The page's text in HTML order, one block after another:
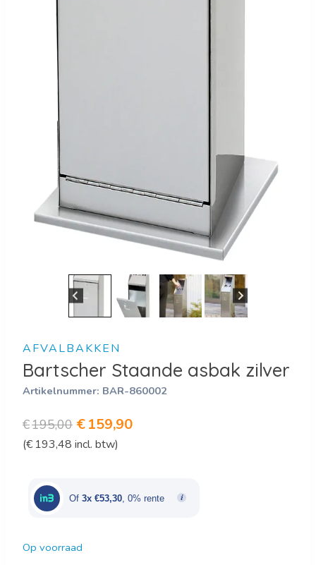
AFVALBAKKEN
Bartscher Staande asbak zilver
Artikelnummer: BAR-860002
€195,00 Oorspronkelijke
prijs
€195,00.
€159,90Huidige
€159,90.
(€ 193,48 incl. btw)
Of 3x €53,30 , 0% rente
Op voorraad